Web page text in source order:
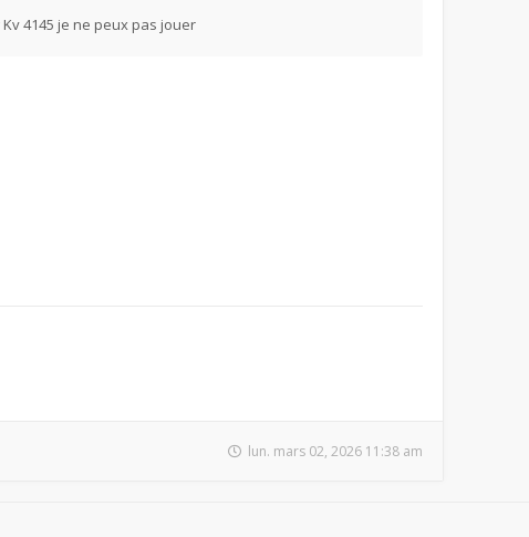
4145 je ne peux pas jouer
lun. mars 02, 2026 11:38 am